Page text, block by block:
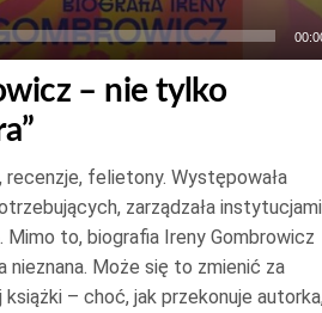
– nie tylko
recenzje, felietony. Występowała
zarządzała instytucjami
Mimo to, biografia Ireny Gombrowicz
nieznana. Może się to zmienić za
– choć, jak przekonuje